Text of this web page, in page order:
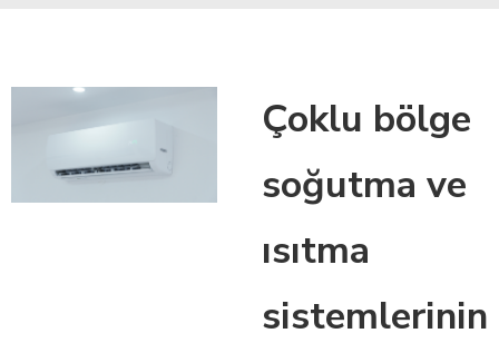
Çoklu bölge
soğutma ve
ısıtma
sistemlerinin